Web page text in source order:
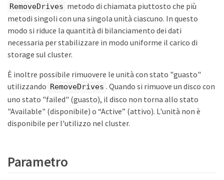
RemoveDrives metodo di chiamata piuttosto che più
metodi singoli con una singola unità ciascuno. In questo
modo si riduce la quantità di bilanciamento dei dati
necessaria per stabilizzare in modo uniforme il carico di
storage sul cluster.
È inoltre possibile rimuovere le unità con stato "guasto"
utilizzando RemoveDrives . Quando si rimuove un disco con
uno stato "failed" (guasto), il disco non torna allo stato
"Available" (disponibile) o “Active” (attivo). L'unità non è
disponibile per l'utilizzo nel cluster.
Parametro